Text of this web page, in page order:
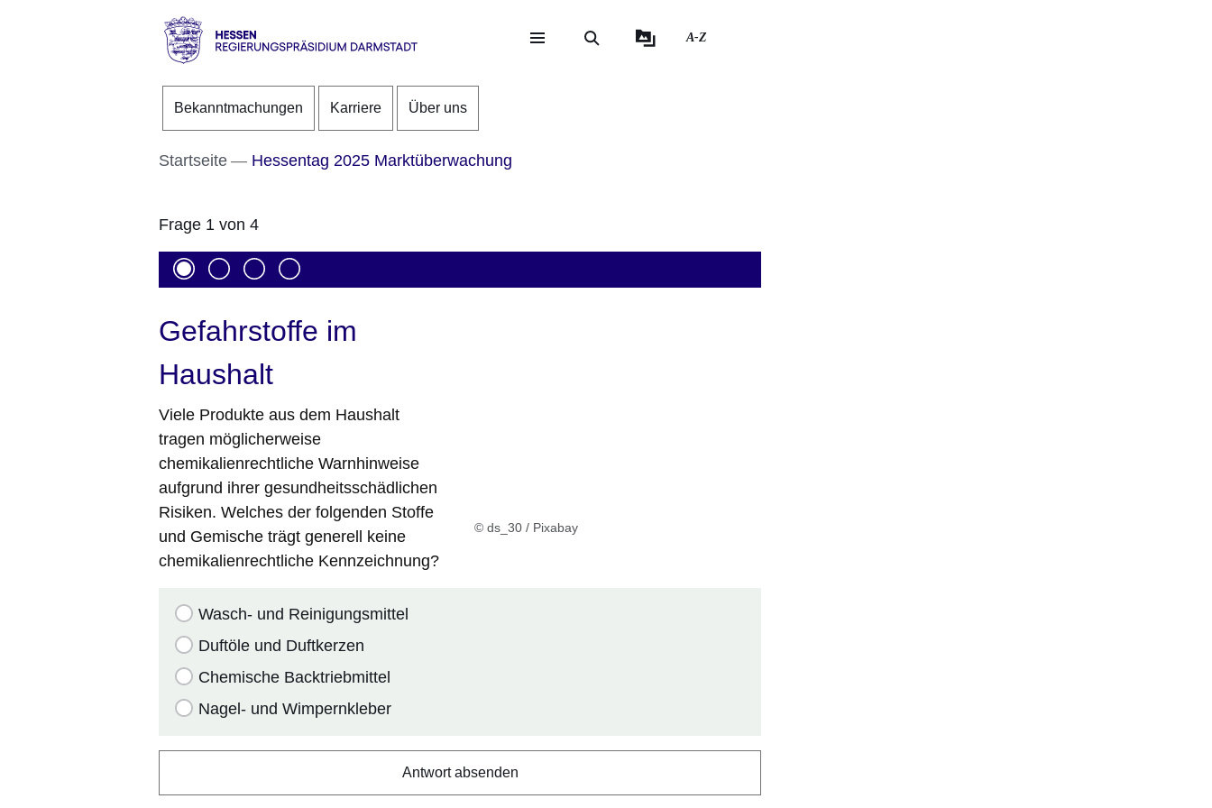
Direkt zum Kopf der Seite
Direkt zum Inhalt
Direkt zum Fuß der Seite
RP
A-Z
Bekanntmachungen Karriere Über uns
Startseite Hessentag 2025 Marktüberwachung
Frage 1 von 4
Gefahrstoffe im
Haushalt
Viele Produkte aus dem Haushalt
tragen möglicherweise
chemikalienrechtliche Warnhinweise
aufgrund ihrer gesundheitsschädlichen
Risiken. Welches der folgenden Stoffe
und Gemische trägt generell keine
chemikalienrechtliche Kennzeichnung?
© ds_30 / Pixabay
Wasch- und Reinigungsmittel
Duftöle und Duftkerzen
Chemische Backtriebmittel
Nagel- und Wimpernkleber